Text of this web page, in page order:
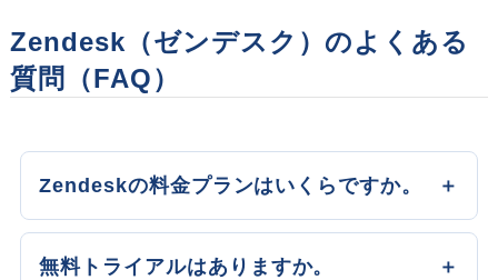
Zendesk（ゼンデスク）のよくある
質問（FAQ）
Zendeskの料金プランはいくらですか。
無料トライアルはありますか。